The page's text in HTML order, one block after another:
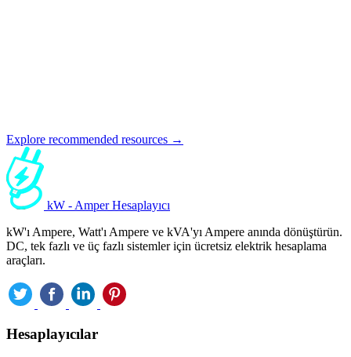
Explore recommended resources →
kW - Amper Hesaplayıcı
kW'ı Ampere, Watt'ı Ampere ve kVA'yı Ampere anında dönüştürün.
DC, tek fazlı ve üç fazlı sistemler için ücretsiz elektrik hesaplama
araçları.
Hesaplayıcılar